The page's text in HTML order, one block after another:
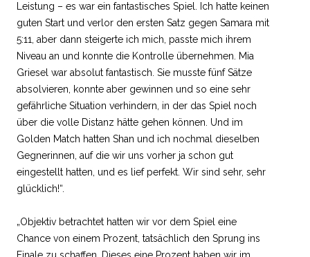
Leistung – es war ein fantastisches Spiel. Ich hatte keinen
guten Start und verlor den ersten Satz gegen Samara mit
5:11, aber dann steigerte ich mich, passte mich ihrem
Niveau an und konnte die Kontrolle übernehmen. Mia
Griesel war absolut fantastisch. Sie musste fünf Sätze
absolvieren, konnte aber gewinnen und so eine sehr
gefährliche Situation verhindern, in der das Spiel noch
über die volle Distanz hätte gehen können. Und im
Golden Match hatten Shan und ich nochmal dieselben
Gegnerinnen, auf die wir uns vorher ja schon gut
eingestellt hatten, und es lief perfekt. Wir sind sehr, sehr
glücklich!“.
„Objektiv betrachtet hatten wir vor dem Spiel eine
Chance von einem Prozent, tatsächlich den Sprung ins